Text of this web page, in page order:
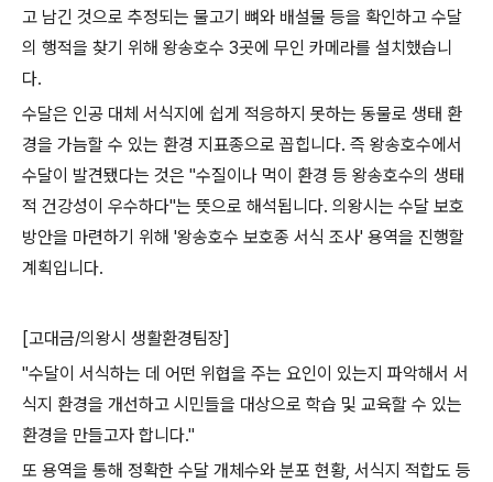
고 남긴 것으로 추정되는 물고기 뼈와 배설물 등을 확인하고 수달
의 행적을 찾기 위해 왕송호수 3곳에 무인 카메라를 설치했습니
다.
수달은 인공 대체 서식지에 쉽게 적응하지 못하는 동물로 생태 환
경을 가늠할 수 있는 환경 지표종으로 꼽힙니다. 즉 왕송호수에서
수달이 발견됐다는 것은 "수질이나 먹이 환경 등 왕송호수의 생태
적 건강성이 우수하다"는 뜻으로 해석됩니다. 의왕시는 수달 보호
방안을 마련하기 위해 '왕송호수 보호종 서식 조사' 용역을 진행할
계획입니다.
[고대금/의왕시 생활환경팀장]
"수달이 서식하는 데 어떤 위협을 주는 요인이 있는지 파악해서 서
식지 환경을 개선하고 시민들을 대상으로 학습 및 교육할 수 있는
환경을 만들고자 합니다."
또 용역을 통해 정확한 수달 개체수와 분포 현황, 서식지 적합도 등